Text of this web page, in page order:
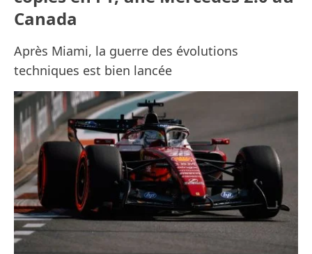
Canada
Après Miami, la guerre des évolutions
techniques est bien lancée